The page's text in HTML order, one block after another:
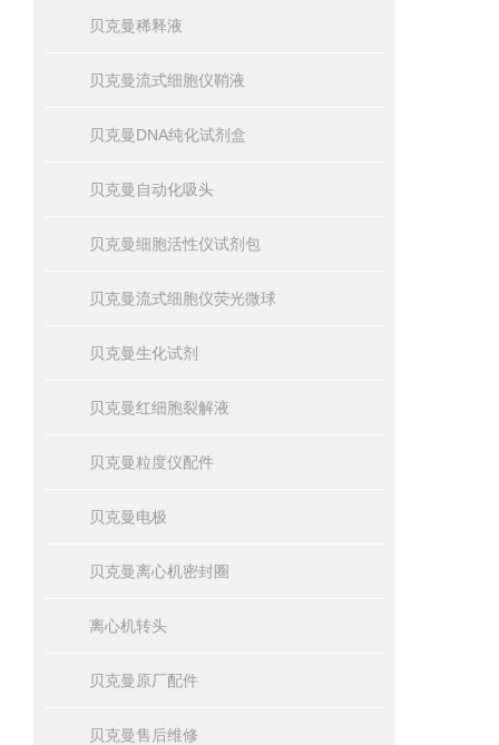
贝克曼稀释液
贝克曼流式细胞仪鞘液
贝克曼DNA纯化试剂盒
贝克曼自动化吸头
贝克曼细胞活性仪试剂包
贝克曼流式细胞仪荧光微球
贝克曼生化试剂
贝克曼红细胞裂解液
贝克曼粒度仪配件
贝克曼电极
贝克曼离心机密封圈
离心机转头
贝克曼原厂配件
贝克曼售后维修